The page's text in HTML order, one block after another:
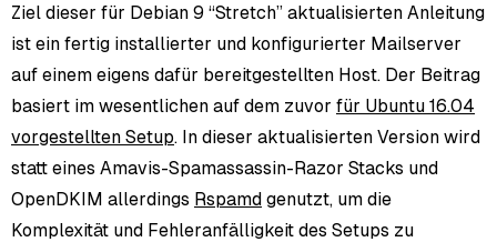
Ziel dieser für Debian 9 “Stretch” aktualisierten Anleitung
ist ein fertig installierter und konfigurierter Mailserver
auf einem eigens dafür bereitgestellten Host. Der Beitrag
basiert im wesentlichen auf dem zuvor für Ubuntu 16.04
vorgestellten Setup. In dieser aktualisierten Version wird
statt eines Amavis-Spamassassin-Razor Stacks und
OpenDKIM allerdings Rspamd genutzt, um die
Komplexität und Fehleranfälligkeit des Setups zu